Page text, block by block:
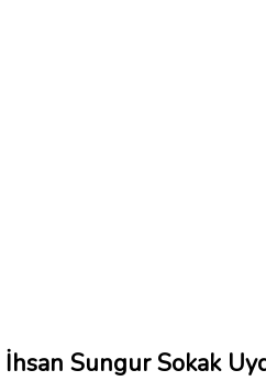
İhsan Sungur Sokak